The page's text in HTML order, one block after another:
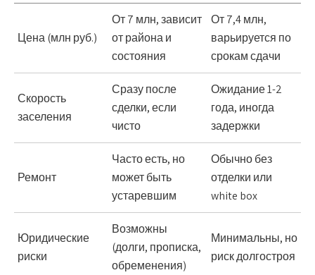
Цена (млн руб.)
От 7 млн, зависит
от района и
состояния
От 7,4 млн,
варьируется по
срокам сдачи
Скорость
заселения
Сразу после
сделки, если
чисто
Ожидание 1-2
года, иногда
задержки
Ремонт
Часто есть, но
может быть
устаревшим
Обычно без
отделки или
white box
Юридические
риски
Возможны
(долги, прописка,
обременения)
Минимальны, но
риск долгостроя